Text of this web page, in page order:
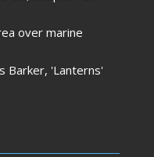
over marine
Barker, 'Lanterns'